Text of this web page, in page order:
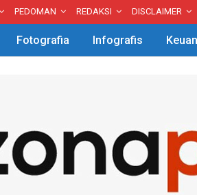
PEDOMAN REDAKSI DISCLAIMER
Fotografia Infografis